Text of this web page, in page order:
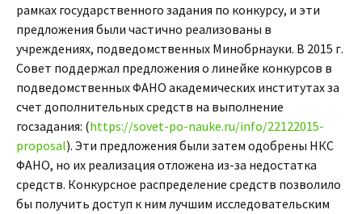
рамках государственного задания по конкурсу, и эти
предложения были частично реализованы в
учреждениях, подведомственных Минобрнауки. В 2015 г.
Совет поддержал предложения о линейке конкурсов в
подведомственных ФАНО академических институтах за
счет дополнительных средств на выполнение
госзадания: (https://sovet-po-nauke.ru/info/22122015-
proposal). Эти предложения были затем одобрены НКС
ФАНО, но их реализация отложена из-за недостатка
средств. Конкурсное распределение средств позволило
бы получить доступ к ним лучшим исследовательским